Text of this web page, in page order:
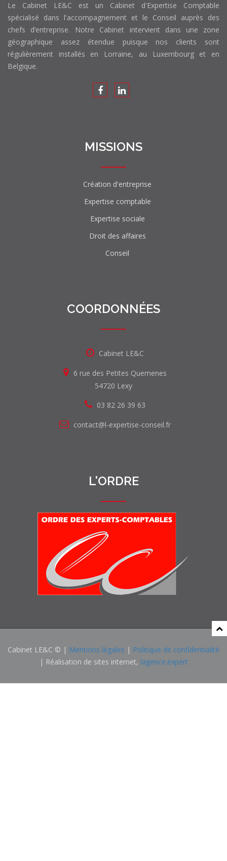
Le Cabinet LE&C est un Cabinet d'Expertise Comptable
spécialisé dans l'accompagnement et le Conseil auprès des
chefs d’entreprise. Notre Cabinet intervient dans une zone
géographique assez étendue puisque nos clients sont
régulièrement installés en Lorraine, au Luxembourg et en
Belgique.
MISSIONS
Création d'entreprise
Expertise comptable
Expertise sociale
Droit des affaires
Conseil
COORDONNÉES
Cabinet LE&C
6 rue des Petites Quemenes
54720 Lexy
03 82 26 39 63
contact@l-expertise-conseil.fr
L'ORDRE
Cabinet LE&C © | Mentions légales | Politique de confidentialité
| Réalisation de sites internet, lagence.expert